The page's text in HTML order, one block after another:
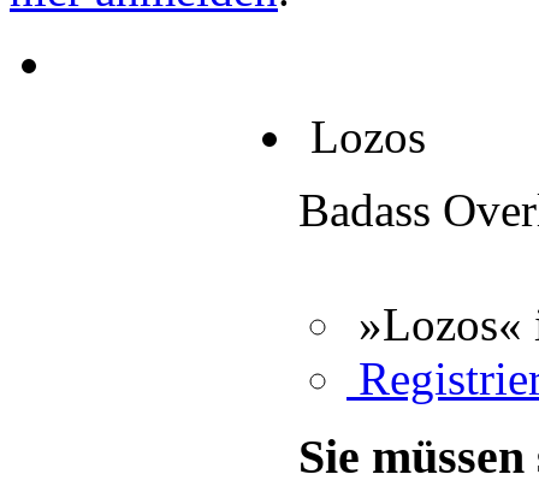
Lozos
Badass
»Lozos«
Sie